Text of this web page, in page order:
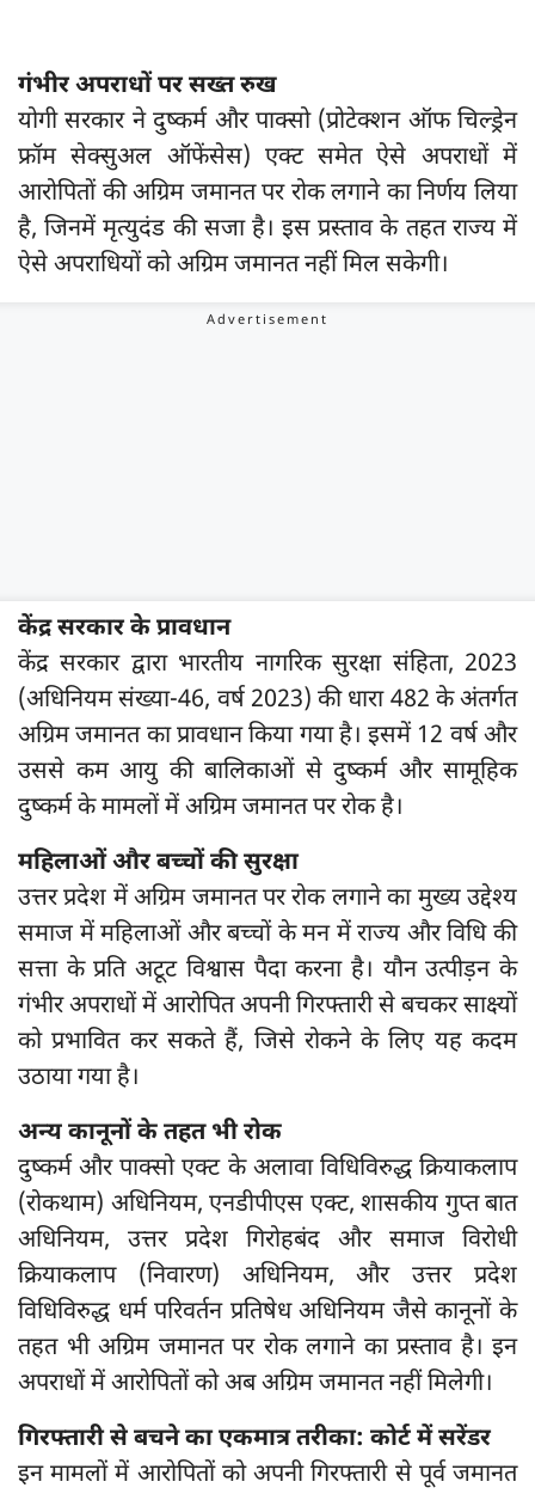
गंभीर अपराधों पर सख्त रुख
योगी सरकार ने दुष्कर्म और पाक्सो (प्रोटेक्शन ऑफ चिल्ड्रेन
फ्रॉम सेक्सुअल ऑफेंसेस) एक्ट समेत ऐसे अपराधों में
आरोपितों की अग्रिम जमानत पर रोक लगाने का निर्णय लिया
है, जिनमें मृत्युदंड की सजा है। इस प्रस्ताव के तहत राज्य में
ऐसे अपराधियों को अग्रिम जमानत नहीं मिल सकेगी।
केंद्र सरकार के प्रावधान
केंद्र सरकार द्वारा भारतीय नागरिक सुरक्षा संहिता, 2023
(अधिनियम संख्या-46, वर्ष 2023) की धारा 482 के अंतर्गत
अग्रिम जमानत का प्रावधान किया गया है। इसमें 12 वर्ष और
उससे कम आयु की बालिकाओं से दुष्कर्म और सामूहिक
दुष्कर्म के मामलों में अग्रिम जमानत पर रोक है।
महिलाओं और बच्चों की सुरक्षा
उत्तर प्रदेश में अग्रिम जमानत पर रोक लगाने का मुख्य उद्देश्य
समाज में महिलाओं और बच्चों के मन में राज्य और विधि की
सत्ता के प्रति अटूट विश्वास पैदा करना है। यौन उत्पीड़न के
गंभीर अपराधों में आरोपित अपनी गिरफ्तारी से बचकर साक्ष्यों
को प्रभावित कर सकते हैं, जिसे रोकने के लिए यह कदम
उठाया गया है।
अन्य कानूनों के तहत भी रोक
दुष्कर्म और पाक्सो एक्ट के अलावा विधिविरुद्ध क्रियाकलाप
(रोकथाम) अधिनियम, एनडीपीएस एक्ट, शासकीय गुप्त बात
अधिनियम, उत्तर प्रदेश गिरोहबंद और समाज विरोधी
क्रियाकलाप (निवारण) अधिनियम, और उत्तर प्रदेश
विधिविरुद्ध धर्म परिवर्तन प्रतिषेध अधिनियम जैसे कानूनों के
तहत भी अग्रिम जमानत पर रोक लगाने का प्रस्ताव है। इन
अपराधों में आरोपितों को अब अग्रिम जमानत नहीं मिलेगी।
गिरफ्तारी से बचने का एकमात्र तरीका: कोर्ट में सरेंडर
इन मामलों में आरोपितों को अपनी गिरफ्तारी से पूर्व जमानत